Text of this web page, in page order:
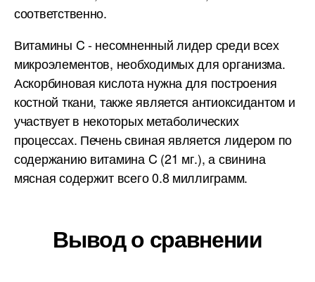
соответственно.
Витамины C - несомненный лидер среди всех
микроэлементов, необходимых для организма.
Аскорбиновая кислота нужна для построения
костной ткани, также является антиоксидантом и
участвует в некоторых метаболических
процессах. Печень свиная является лидером по
содержанию витамина C (21 мг.), а свинина
мясная содержит всего 0.8 миллиграмм.
Вывод о сравнении